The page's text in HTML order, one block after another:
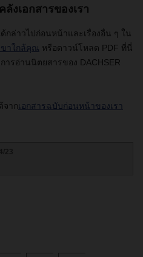
งเอกสารของเรา
กล่าวไปก่อนหน้าและเรื่องอื่น ๆ ใน
าใกล้คุณ หรือดาวน์โหลด PDF ที่นี่
ารอ่านนิตยสารของ DACHSER
จากเอกสารฉบับก่อนหน้าของเรา